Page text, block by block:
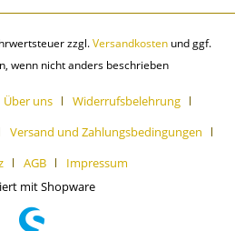
zzgl.Versandkosten und ggf.
wenn nicht anders beschrieben
Über uns
Widerrufsbelehrung
Versand und Zahlungsbedingungen
AGB
Impressum
mit Shopware